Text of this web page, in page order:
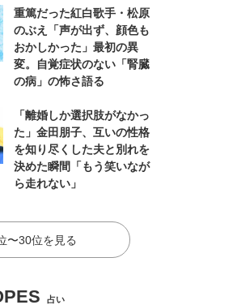
重篤だった紅白歌手・松原
のぶえ「声が出ず、顔色も
おかしかった」最初の異
変。自覚症状のない「腎臓
の病」の怖さ語る
「離婚しか選択肢がなかっ
た」金田朋子、互いの性格
を知り尽くした夫と別れを
決めた瞬間「もう笑いなが
ら走れない」
〜30位を見る
占い